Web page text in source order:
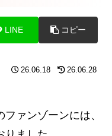
LINE コピー
26.06.18 26.06.28
ァンゾーンには、